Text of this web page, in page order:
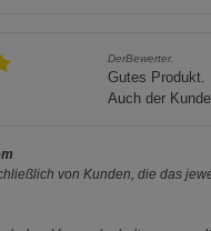
DerBewerter.
Gutes Produkt.
Auch der
von Kunden, die das